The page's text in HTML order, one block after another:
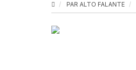
PAR ALTO FALANTE